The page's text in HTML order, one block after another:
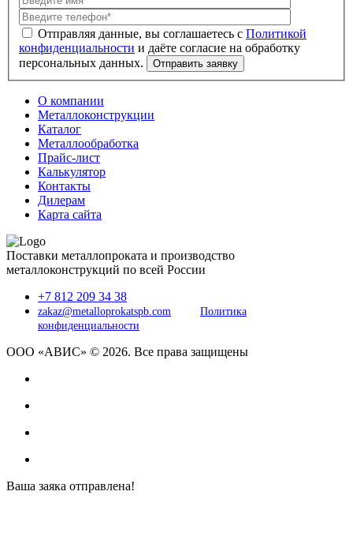
Политикой
конфиденциальности
О компании
Металлоконструкции
Каталог
Металлообработка
Прайс-лист
Калькулятор
Контакты
Дилерам
Карта сайта
Поставки металлопроката и производство
металлоконструкций по всей России
+7 812 209 34 38
zakaz@metalloprokatspb.com
Политика
конфиденциальности
ООО «АВИС» © 2026. Все права защищены
Ваша заяка отправлена!